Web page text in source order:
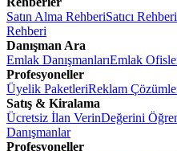
Satın Alma RehberiSatıcı Rehberi
Rehberi
Danışman Ara
Emlak DanışmanlarıEmlak
Profesyoneller
Üyelik PaketleriReklam
Satış & Kiralama
Ücretsiz İlan VerinDeğerini
Danışmanlar
Profesyoneller